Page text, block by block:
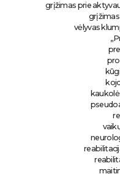
grįžimas prie
vėlyvas